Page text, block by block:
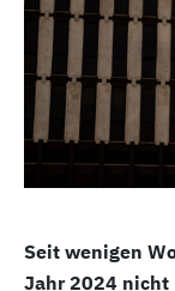
Seit wenigen
Jahr 2024 nicht